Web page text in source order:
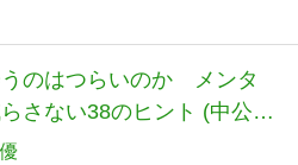
のはつらいのか メンタ
さない38のヒント (中公新